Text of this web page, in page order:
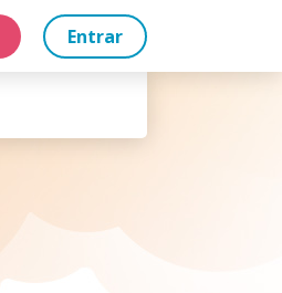
Entrar